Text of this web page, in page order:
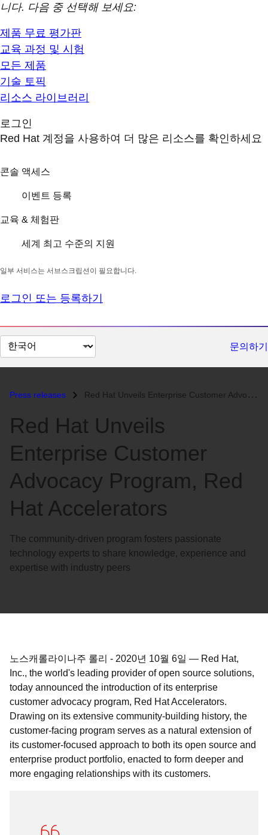
니다. 다음 중 선택해 보세요:
제품 무료 평가판
교육 과정 및 시험
모든 제품
기술 토픽
리소스 라이브러리
로그인
Red Hat 계정을 사용하여 더 많은 리소스를 확인하세요
콘솔 액세스
이벤트 등록
교육 & 체험판
세계 최고 수준의 지원
일부 서비스는 서브스크립션이 필요합니다.
로그인 또는 등록하기
페
이
언
문의하기
Press releases Red Hat Unveils Enterprise Customer Advocacy Program, Red Hat Accelera...
Red Hat Unveils
Enterprise Customer
Advocacy Program, Red
Hat Accelerators
The community-driven program fosters passionate
technology experts to share knowledge, experience and
expertise with industry peers
노스캐롤라이나주 롤리 - 2020년 10월 6일 — Red Hat,
Inc., the world's leading provider of open source solutions,
today announced the introduction of its enterprise
customer advocacy program, Red Hat Accelerators.
Drawing on its extensive community-building history, the
customer-facing program serves as a natural extension of
its customer-focused approach to both its open source and
enterprise product portfolio, enacted to form deeper and
more engaging relationships with its customers.